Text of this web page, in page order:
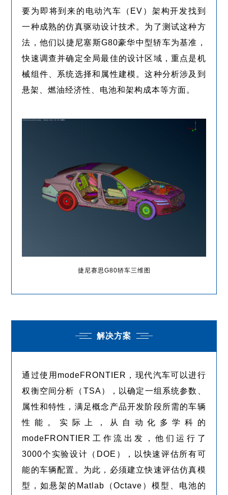
要为即将到来的电动汽车（EV）架构开发找到
一种成熟的仿真驱动设计技术。为了测试这种方
法，他们以捷尼塞斯G80豪华中型轿车为基准，
快速调查并确定全局最佳的设计区域，重点是机
械组件、系统选择和属性建模。这种分析涉及到
悬架、燃油经济性、电池和架构成本等方面。
捷尼赛思G80轿车三维图
解决方案
通过使用modeFRONTIER，现代汽车可以进行
权衡空间分析（TSA），以确定一组系统参数、
属性和特性，满足概念产品开发阶段所需的车辆
性能。实际上，从自动化多学科的
modeFRONTIER工作流出发，他们运行了
3000个实验设计（DOE），以快速评估所有可
能的车辆配置。为此，必须建立快速评估仿真模
型，如悬架的Matlab（Octave）模型、电池的